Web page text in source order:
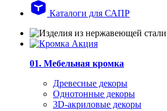
Каталоги для САПР
01. Мебельная кромка
Древесные декоры
Однотонные декоры
3D-акриловые декоры